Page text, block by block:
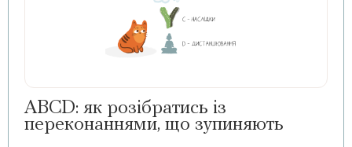
ABCD: як розібратись із
переконаннями, що зупиняють